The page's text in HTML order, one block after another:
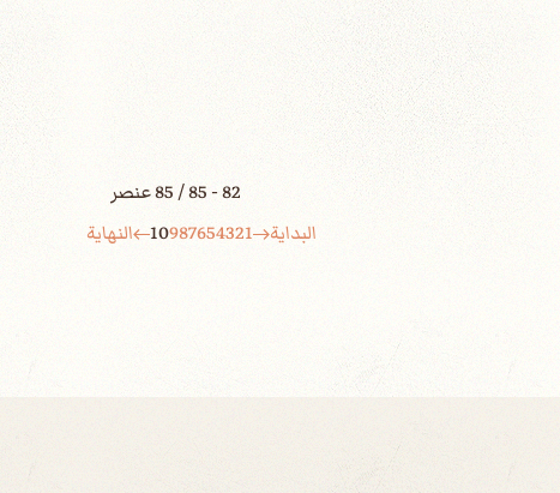
82 - 85 / 85 عنصر
البداية
1
2
3
4
5
6
7
8
9
10 النهاية